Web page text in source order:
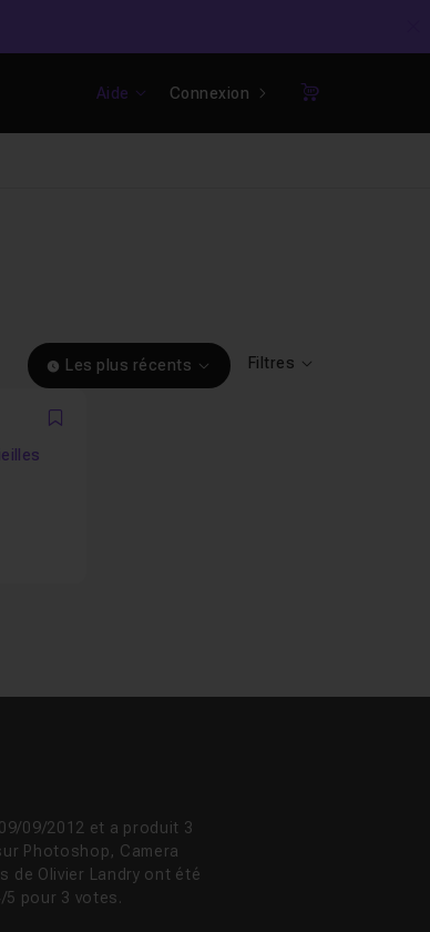
Aide Connexion
Panier
Les plus récents Filtres
Favori
09/2012 et a produit 3
Photoshop, Camera
de Olivier Landry ont été
5 pour 3 votes.